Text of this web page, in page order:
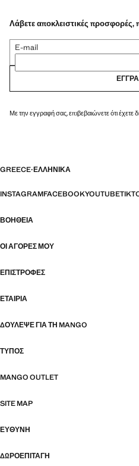
Λάβετε αποκλειστικές προσφορές,
E-mail
Με την εγγραφή σας, επιβεβαιώνετε ότι έχετε
GREECE·ΕΛΛΗΝΙΚΆ
INSTAGRAMFACEBOOKYOUTUBE
ΒΟΉΘΕΙΑ
ΟΙ ΑΓΟΡΈΣ ΜΟΥ
ΕΠΙΣΤΡΟΦΈΣ
ΕΤΑΙΡΊΑ
ΔΟΎΛΕΨΕ ΓΙΑ ΤΗ MANGO
ΤΎΠΟΣ
MANGO OUTLET
SITE MAP
ΕΥΘΥΝΗ
ΔΩΡΟΕΠΙΤΑΓΉ